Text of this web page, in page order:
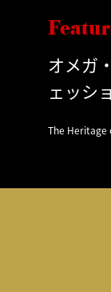
オメガ
ェッシ
The Heritage